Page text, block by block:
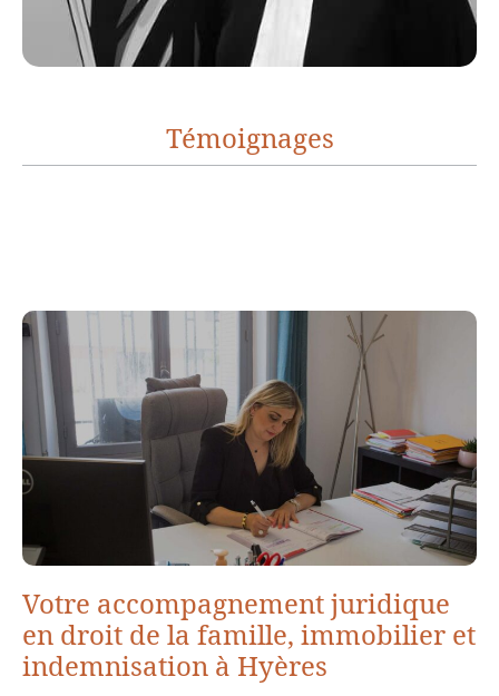
Témoignages
Votre accompagnement juridique
en droit de la famille, immobilier et
indemnisation à Hyères